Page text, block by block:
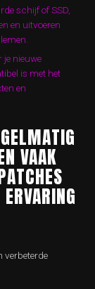
schijf of SSD,
en uitvoeren
nieuwe
is met het
en
VAAK
verbeterde